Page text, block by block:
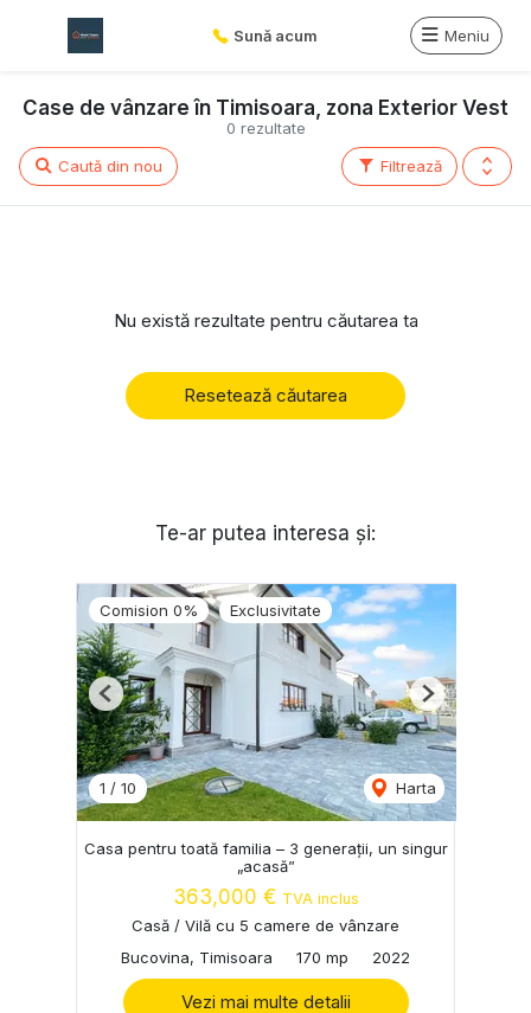
Sună acum Meniu
0 rezultate
Case de vânzare în Timisoara, zona Exterior Vest
Filtrează
Caută din nou
Nu există rezultate pentru căutarea ta
Resetează căutarea
Te-ar putea interesa și:
Comision 0% Exclusivitate
1 / 10 Harta
Previous Next
Casa pentru toată familia – 3 generații, un singur
„acasă”
363,000 € TVA inclus
Casă / Vilă cu 5 camere de vânzare
Bucovina, Timisoara
170 mp 2022
Vezi mai multe detalii